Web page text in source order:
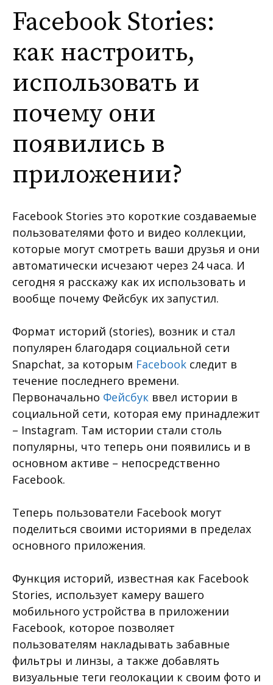
Facebook Stories:
как настроить,
использовать и
почему они
появились в
приложении?
Facebook Stories это короткие создаваемые
пользователями фото и видео коллекции,
которые могут смотреть ваши друзья и они
автоматически исчезают через 24 часа. И
сегодня я расскажу как их использовать и
вообще почему Фейсбук их запустил.
Формат историй (stories), возник и стал
популярен благодаря социальной сети
Snapchat, за которым Facebook следит в
течение последнего времени.
Первоначально Фейсбук ввел истории в
социальной сети, которая ему принадлежит
– Instagram. Там истории стали столь
популярны, что теперь они появились и в
основном активе – непосредственно
Facebook.
Теперь пользователи Facebook могут
поделиться своими историями в пределах
основного приложения.
Функция историй, известная как Facebook
Stories, использует камеру вашего
мобильного устройства в приложении
Facebook, которое позволяет
пользователям накладывать забавные
фильтры и линзы, а также добавлять
визуальные теги геолокации к своим фото и